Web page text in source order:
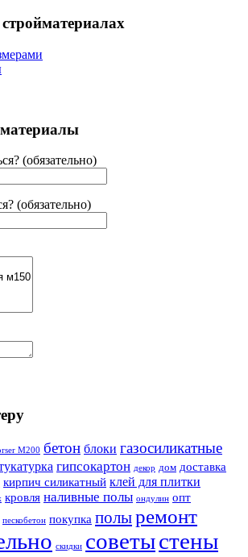
(обязательно)
(обязательно)
M200 бетон блоки газосиликатные
гипсокартон декор дом доставка
кирпич силикатный клей для плитки
кровля наливные полы ондулин опт
пескобетон покупка полыремонт
скидки советыстены